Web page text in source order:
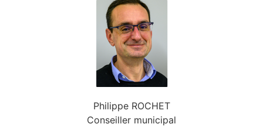
Philippe ROCHET
Conseiller municipal